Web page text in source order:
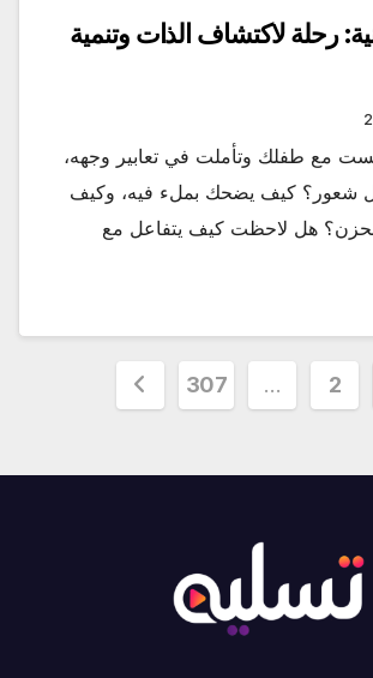
رحلة لاكتشاف الذات وتنمية
مع طفلك وتأملت في تعابير وجهه،
شعور؟ كيف يضحك بملء فيه، وكيف
هل لاحظت كيف يتفاعل مع
2
…
307